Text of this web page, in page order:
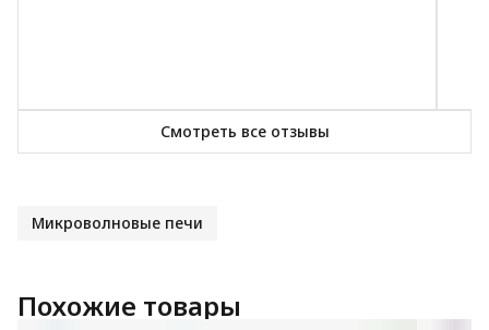
Смотреть все отзывы
Микроволновые печи
Похожие товары